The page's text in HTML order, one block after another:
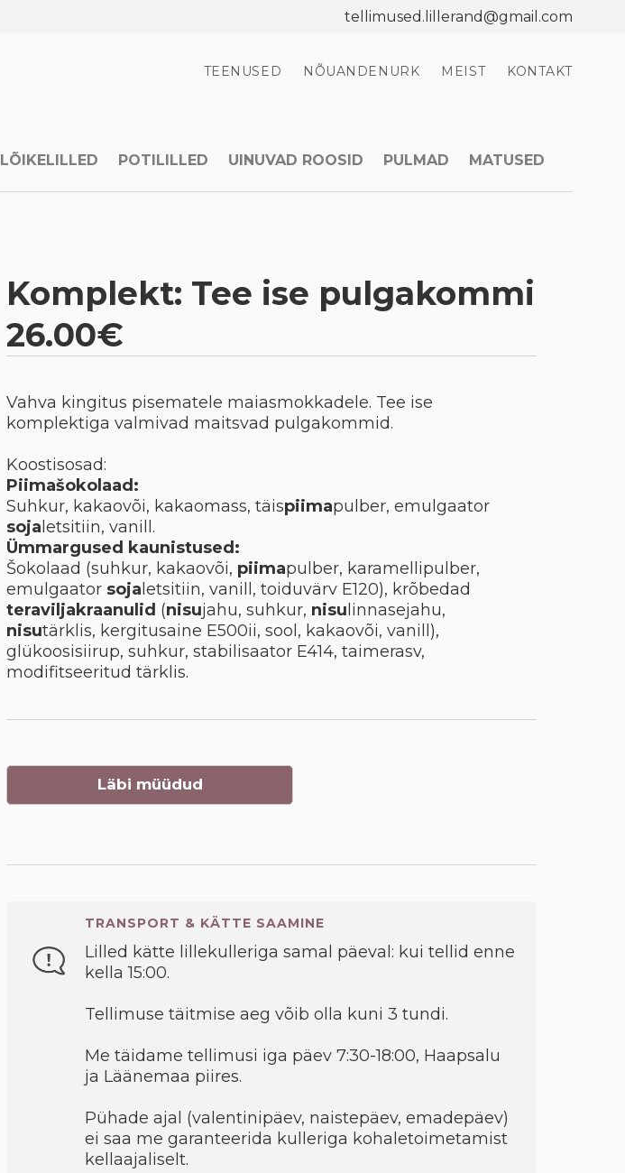
tellimused.lillerand@gmail.com
TEENUSED NÕUANDENURK MEIST KONTAKT
LÕIKELILLED POTILILLED UINUVAD ROOSID PULMAD MATUSED
Komplekt: Tee ise pulgakommi
26.00€
Vahva kingitus pisematele maiasmokkadele. Tee ise
komplektiga valmivad maitsvad pulgakommid.
Koostisosad:
Piimašokolaad:
Suhkur, kakaovõi, kakaomass, täispiimapulber, emulgaator
soja letsitiin, vanill.
Ümmargused kaunistused:
Šokolaad (suhkur, kakaovõi, piimapulber, karamellipulber,
emulgaator soja letsitiin, vanill, toiduvärv E120), krõbedad
teraviljakraanulid (nisujahu, suhkur, nisu linnasejahu,
nisutärklis, kergitusaine E500ii, sool, kakaovõi, vanill),
glükoosisiirup, suhkur, stabilisaator E414, taimerasv,
modifitseeritud tärklis.
Läbi müüdud
TRANSPORT & KÄTTE SAAMINE
Lilled kätte lillekulleriga samal päeval: kui tellid enne
kella 15:00.
Tellimuse täitmise aeg võib olla kuni 3 tundi.
Me täidame tellimusi iga päev 7:30-18:00, Haapsalu
ja Läänemaa piires.
Pühade ajal (valentinipäev, naistepäev, emadepäev)
ei saa me garanteerida kulleriga kohaletoimetamist
kellaajaliselt.